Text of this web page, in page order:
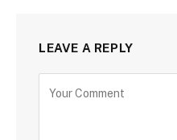
LEAVE A REPLY